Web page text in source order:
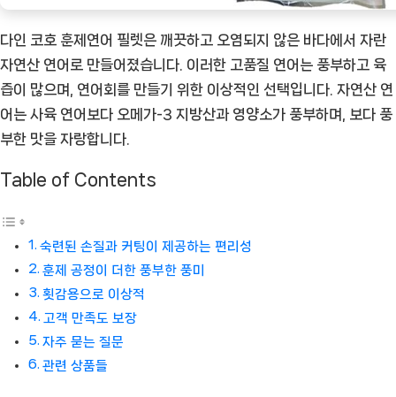
다인 코호 훈제연어 필렛은 깨끗하고 오염되지 않은 바다에서 자란
자연산 연어로 만들어졌습니다. 이러한 고품질 연어는 풍부하고 육
즙이 많으며, 연어회를 만들기 위한 이상적인 선택입니다. 자연산 연
어는 사육 연어보다 오메가-3 지방산과 영양소가 풍부하며, 보다 풍
부한 맛을 자랑합니다.
Table of Contents
숙련된 손질과 커팅이 제공하는 편리성
훈제 공정이 더한 풍부한 풍미
횟감용으로 이상적
고객 만족도 보장
자주 묻는 질문
관련 상품들